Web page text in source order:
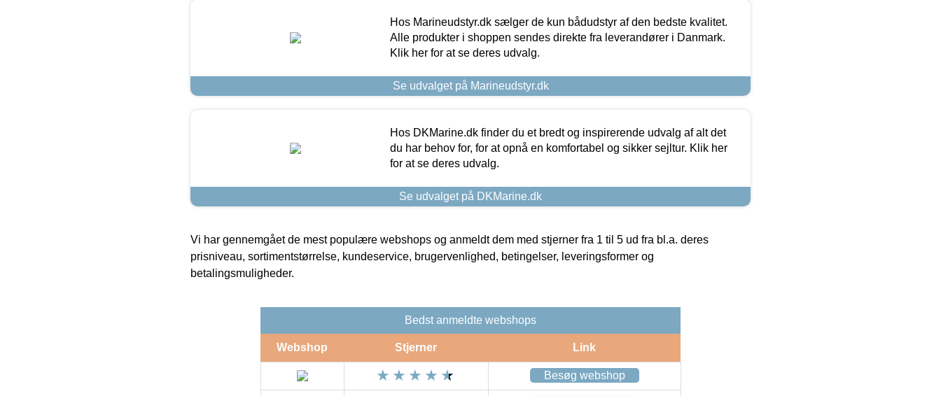
Hos Marineudstyr.dk sælger de kun bådudstyr af den bedste kvalitet.
Alle produkter i shoppen sendes direkte fra leverandører i Danmark.
Klik her for at se deres udvalg.
Se udvalget på Marineudstyr.dk
Hos DKMarine.dk finder du et bredt og inspirerende udvalg af alt det
du har behov for, for at opnå en komfortabel og sikker sejltur. Klik her
for at se deres udvalg.
Se udvalget på DKMarine.dk
Vi har gennemgået de mest populære webshops og anmeldt dem med stjerner fra 1 til 5 ud fra bl.a. deres
prisniveau, sortimentstørrelse, kundeservice, brugervenlighed, betingelser, leveringsformer og
betalingsmuligheder.
Bedst anmeldte webshops
Webshop Stjerner Link
Besøg webshop